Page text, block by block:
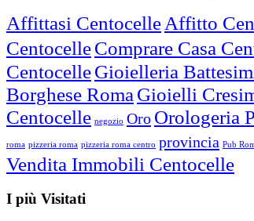
Affittasi Centocelle Affitto
CentocelleComprare Casa
CentocelleGioielleria
Borghese Roma Gioielli
Centocelle negozio Oro Orologeria
roma pizzeria roma pizzeria roma centro provincia Pub
Vendita Immobili Centocelle
I più Visitati